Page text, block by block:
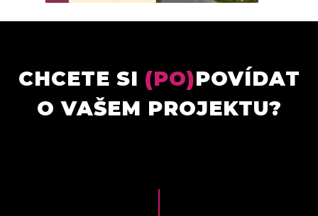
CHCETE SI (PO)POVÍDAT
O VAŠEM PROJEKTU?